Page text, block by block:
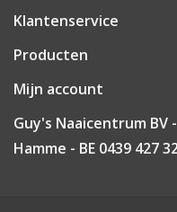
Klantenservice
Producten
Mijn account
Guy's Naaicentrum BV
Hamme - BE 0439 427